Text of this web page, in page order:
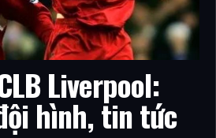
Liverpool:
hình, tin tức